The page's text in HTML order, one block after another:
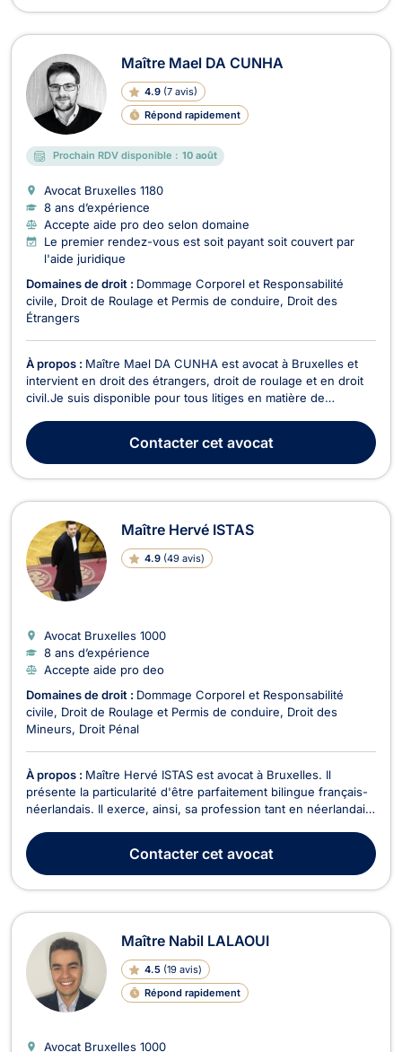
Maître Mael DA CUNHA
4.9 (7 avis)
Répond rapidement
Prochain RDV disponible : 10 août
Avocat Bruxelles 1180
8 ans d’expérience
Accepte aide pro deo selon domaine
Le premier rendez-vous est soit payant soit couvert par
l'aide juridique
Domaines de droit : Dommage Corporel et Responsabilité
civile
Droit de Roulage et Permis de conduire
Droit des
Étrangers
À propos : Maître Mael DA CUNHA est avocat à Bruxelles et
intervient en droit des étrangers, droit de roulage et en droit
civil.Je suis disponible pour tous litiges en matière de
police (excès de vitesse, alcoolémie,...) et les dommages
corporels issus d'un accident. J'int...
Contactercet avocat
Maître Hervé ISTAS
4.9 (49 avis)
Avocat Bruxelles 1000
8 ans d’expérience
Accepte aide pro deo
Domaines de droit : Dommage Corporel et Responsabilité
civile
Droit de Roulage et Permis de conduire
Droit des
Mineurs Droit Pénal
À propos : Maître Hervé ISTAS est avocat à Bruxelles. Il
présente la particularité d'être parfaitement bilingue français-
néerlandais. Il exerce, ainsi, sa profession tant en néerlandais
devant des juridictions francophones que néerlandophones.
Maître ISTAS pratique principale...
Contactercet avocat
Maître Nabil LALAOUI
4.5 (19 avis)
Répond rapidement
Avocat Bruxelles 1000